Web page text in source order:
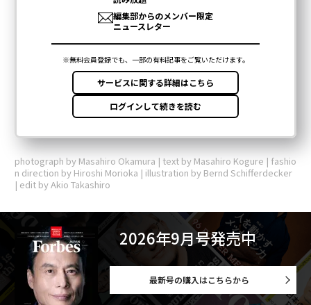
photograph by Masahiro Okamura | text by Masahiro Kogure | fashio
n direction by Hiroshi Morioka | illustration by Bernd Schifferdecker
| edit by Akio Takashiro
2026年9月号発売中
最新号の購入はこちらから